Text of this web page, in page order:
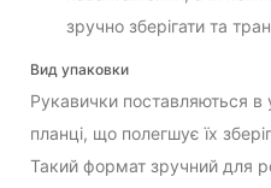
зручно зберігати та
Вид упаковки
Рукавички поставляються в
планці, що полегшує їх
Такий формат зручний для